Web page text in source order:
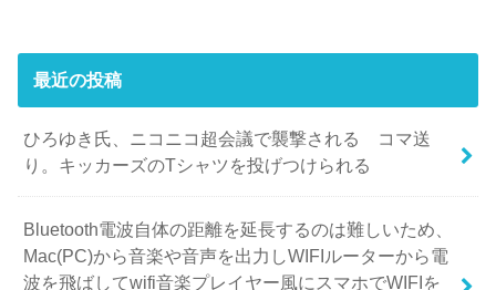
最近の投稿
ひろゆき氏、ニコニコ超会議で襲撃される コマ送
り。キッカーズのTシャツを投げつけられる
Bluetooth電波自体の距離を延長するのは難しいため、
Mac(PC)から音楽や音声を出力しWIFIルーターから電
波を飛ばしてwifi音楽プレイヤー風にスマホでWIFIを